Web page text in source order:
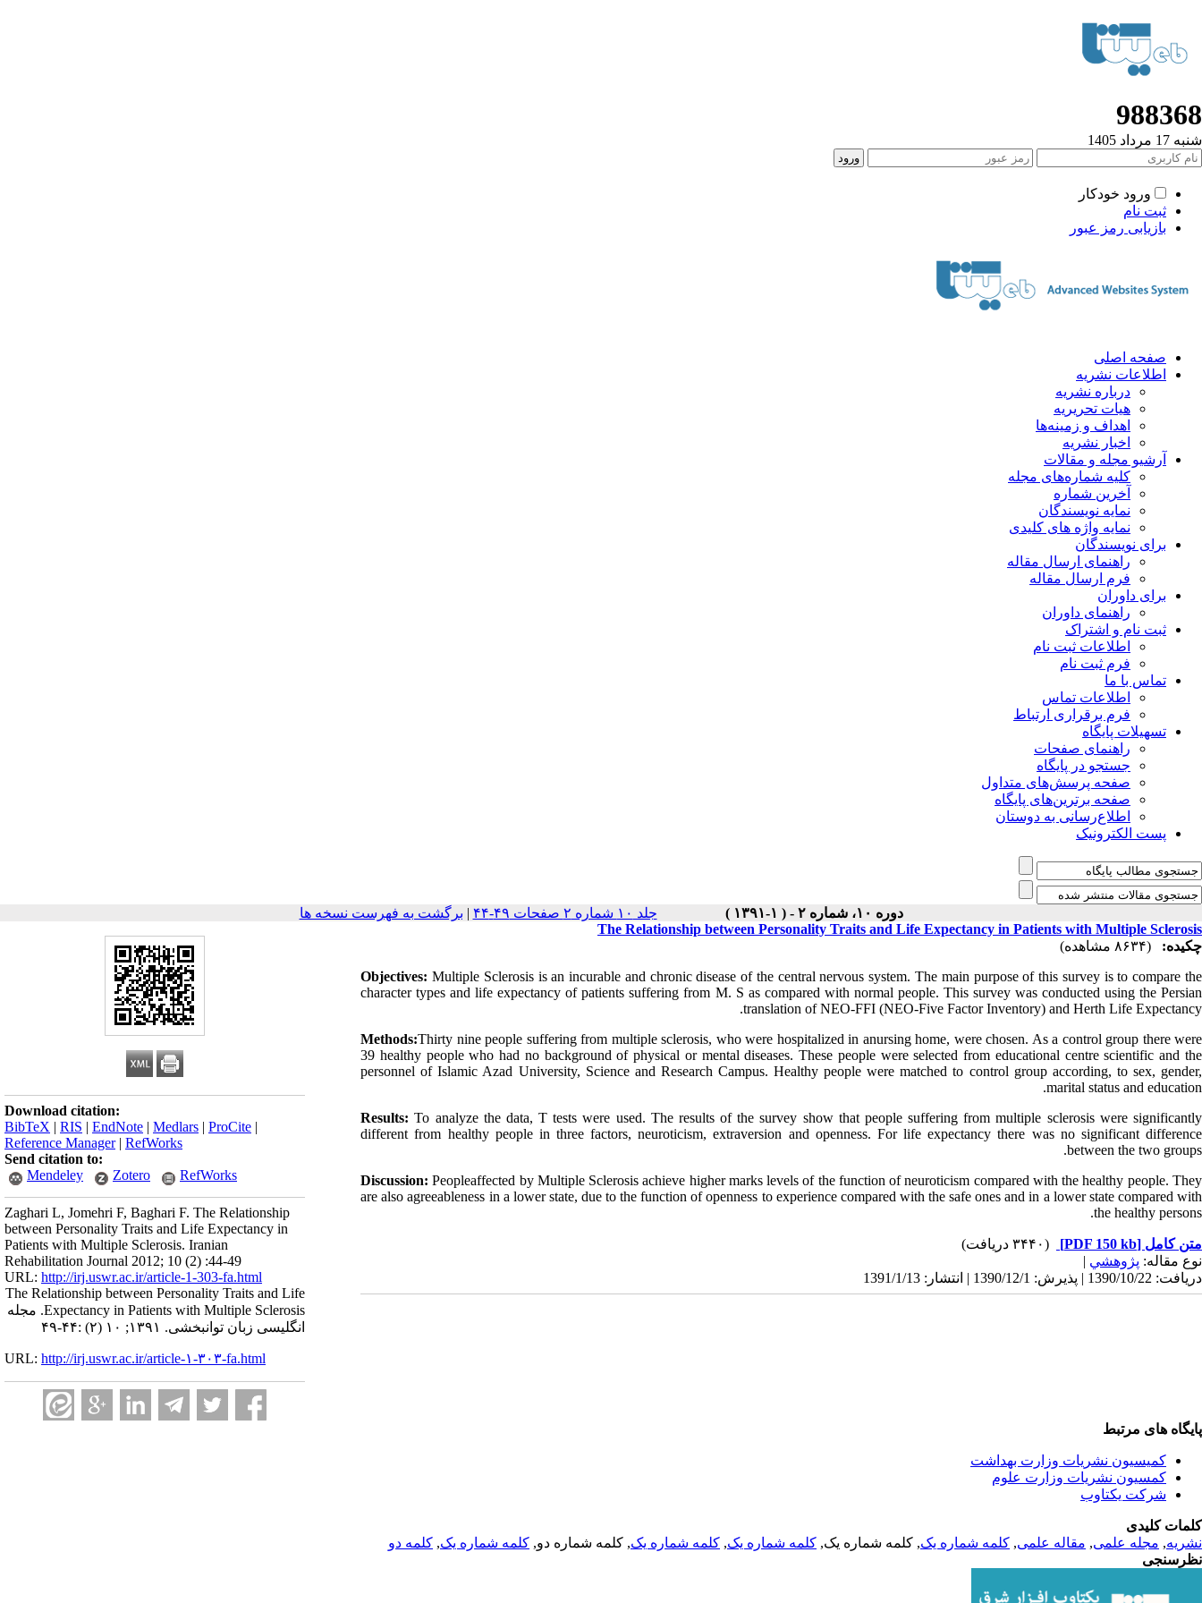
988368
شنبه 17 مرداد 1405
ورود خودکار
ثبت نام
بازیابی رمز عبور
صفحه اصلی
اطلاعات نشریه
درباره نشریه
هیات تحریریه
اهداف و زمینه‌ها
اخبار نشریه
آرشیو مجله و مقالات
کلیه شماره‌های مجله
آخرین شماره
نمایه نویسندگان
نمایه واژه های کلیدی
برای نویسندگان
راهنمای ارسال مقاله
فرم ارسال مقاله
برای داوران
راهنمای داوران
ثبت نام و اشتراک
اطلاعات ثبت نام
فرم ثبت نام
تماس با ما
اطلاعات تماس
فرم برقراری ارتباط
تسهیلات پایگاه
راهنمای صفحات
جستجو در پایگاه
صفحه پرسش‌های متداول
صفحه برترین‌های پایگاه
اطلاع‌رسانی به دوستان
پست الکترونیک
دوره ۱۰، شماره ۲ - ( ۱-۱۳۹۱ ) جلد ۱۰ شماره ۲ صفحات ۴۹-۴۴ | برگشت به فهرست نسخه ها
Download citation:
BibTeX | RIS | EndNote | Medlars | ProCite |
Reference Manager| RefWorks
Send citation to:
Mendeley
Zotero RefWorks
Zaghari L, Jomehri F, Baghari F. The Relationship
between Personality Traits and Life Expectancy in
Patients with Multiple Sclerosis. Iranian
Rehabilitation Journal 2012; 10 (2) :44-49
URL: http://irj.uswr.ac.ir/article-1-303-fa.html
The Relationship between Personality Traits and Life
Expectancy in Patients with Multiple Sclerosis. مجله
انگلیسی زبان توانبخشی. ۱۳۹۱; ۱۰ (۲) :۴۴-۴۹
URL: http://irj.uswr.ac.ir/article-۱-۳۰۳-fa.html
The Relationship between Personality Traits and Life Expectancy in Patients with Multiple Sclerosis
چکیده:
(۸۶۳۴ مشاهده)
Objectives: Multiple Sclerosis is an incurable and chronic disease of the central nervous system. The main purpose of this survey is to compare the
character types and life expectancy of patients suffering from M. S as compared with normal people. This survey was conducted using the Persian
translation of NEO-FFI (NEO-Five Factor Inventory) and Herth Life Expectancy.
Methods:Thirty nine people suffering from multiple sclerosis, who were hospitalized in anursing home, were chosen. As a control group there were
39 healthy people who had no background of physical or mental diseases. These people were selected from educational centre scientific and the
personnel of Islamic Azad University, Science and Research Campus. Healthy people were matched to control group according, to sex, gender,
marital status and education.
Results: To analyze the data, T tests were used. The results of the survey show that people suffering from multiple sclerosis were significantly
different from healthy people in three factors, neuroticism, extraversion and openness. For life expectancy there was no significant difference
between the two groups.
Discussion: Peopleaffected by Multiple Sclerosis achieve higher marks levels of the function of neuroticism compared with the healthy people. They
are also agreeableness in a lower state, due to the function of openness to experience compared with the safe ones and in a lower state compared with
the healthy persons.
متن کامل [PDF 150 kb]
(۳۴۴۰ دریافت)
نوع مقاله: پژوهشي |
دریافت: 1390/10/22 | پذیرش: 1390/12/1 | انتشار: 1391/1/13
پایگاه های مرتبط
کمیسیون نشریات وزارت بهداشت
کمسیون نشریات وزارت علوم
شرکت یکتاوب
کلمات کلیدی
نشریه, مجله علمی, مقاله علمی, کلمه شماره یک, کلمه شماره یک, کلمه شماره یک, کلمه شماره یک, کلمه شماره دو, کلمه شماره یک, کلمه دو
نظرسنجی